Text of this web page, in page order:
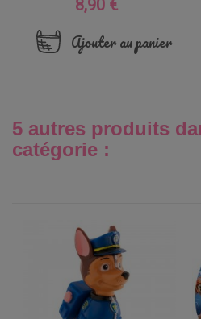
Prix
8,90 €
Ajouter au panier
5 autres produits
catégorie :